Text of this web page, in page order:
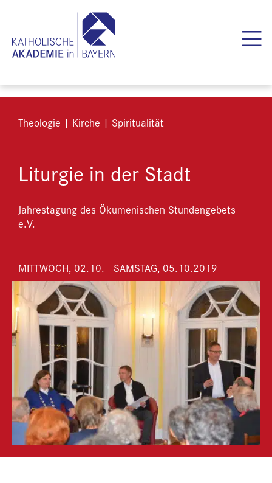
Theologie | Kirche | Spiritualität
Liturgie in der Stadt
Jahrestagung des Ökumenischen Stundengebets
e.V.
MITTWOCH, 02.10. - SAMSTAG, 05.10.2019